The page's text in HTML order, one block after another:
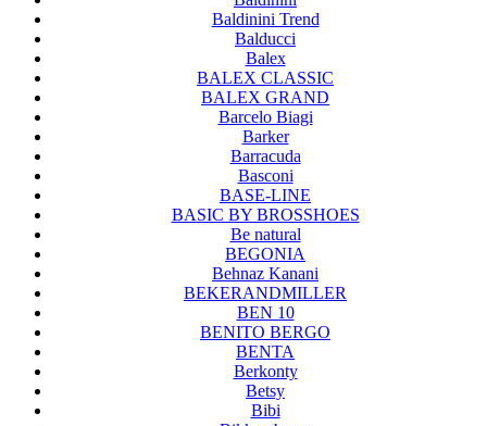
Baldinini Trend
Balducci
Balex
BALEX CLASSIC
BALEX GRAND
Barcelo Biagi
Barker
Barracuda
Basconi
BASE-LINE
BASIC BY BROSSHOES
Be natural
BEGONIA
Behnaz Kanani
BEKERANDMILLER
BEN 10
BENITO BERGO
BENTA
Berkonty
Betsy
Bibi